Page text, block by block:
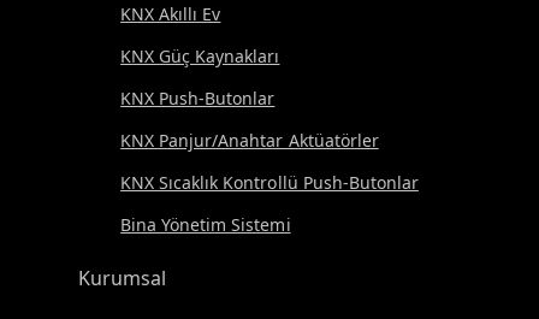
KNX Akıllı Ev
KNX Güç Kaynakları
KNX Push-Butonlar
KNX Panjur/Anahtar Aktüatörler
KNX Sıcaklık Kontrollü Push-Butonlar
Bina Yönetim Sistemi
Kurumsal